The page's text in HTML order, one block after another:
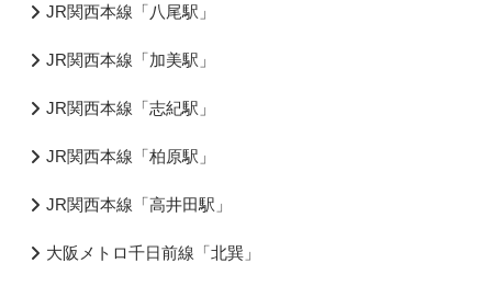
JR関西本線「八尾駅」
JR関西本線「加美駅」
JR関西本線「志紀駅」
JR関西本線「柏原駅」
JR関西本線「高井田駅」
大阪メトロ千日前線「北巽」